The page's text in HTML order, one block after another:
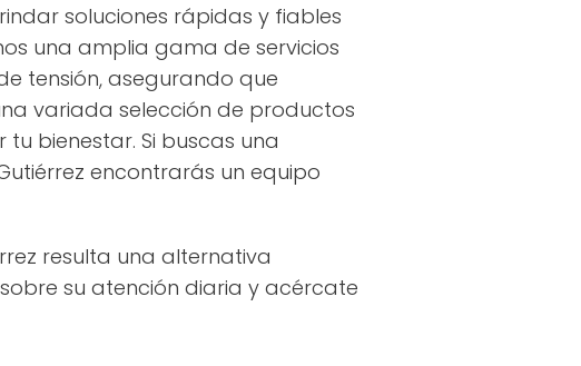
soluciones rápidas y fiables
una amplia gama de servicios
tensión, asegurando que
variada selección de productos
bienestar. Si buscas una
encontrarás un equipo
resulta una alternativa
su atención diaria y acércate